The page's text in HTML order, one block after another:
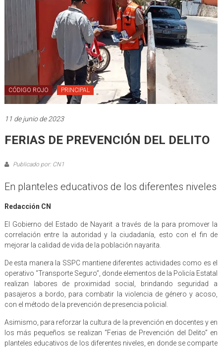
CÓDIGO ROJO PRINCIPAL
11 de junio de 2023
FERIAS DE PREVENCIÓN DEL DELITO
Publicado por: CN1
En planteles educativos de los diferentes niveles
Redacción CN
El Gobierno del Estado de Nayarit a través de la para promover la
correlación entre la autoridad y la ciudadanía, esto con el fin de
mejorar la calidad de vida de la población nayarita.
De esta manera la SSPC mantiene diferentes actividades como es el
operativo “Transporte Seguro”, donde elementos de la Policía Estatal
realizan labores de proximidad social, brindando seguridad a
pasajeros a bordo, para combatir la violencia de género y acoso,
con el método de la prevención de presencia policial.
Asimismo, para reforzar la cultura de la prevención en docentes y en
los más pequeños se realizan “Ferias de Prevención del Delito” en
planteles educativos de los diferentes niveles, en donde se comparte